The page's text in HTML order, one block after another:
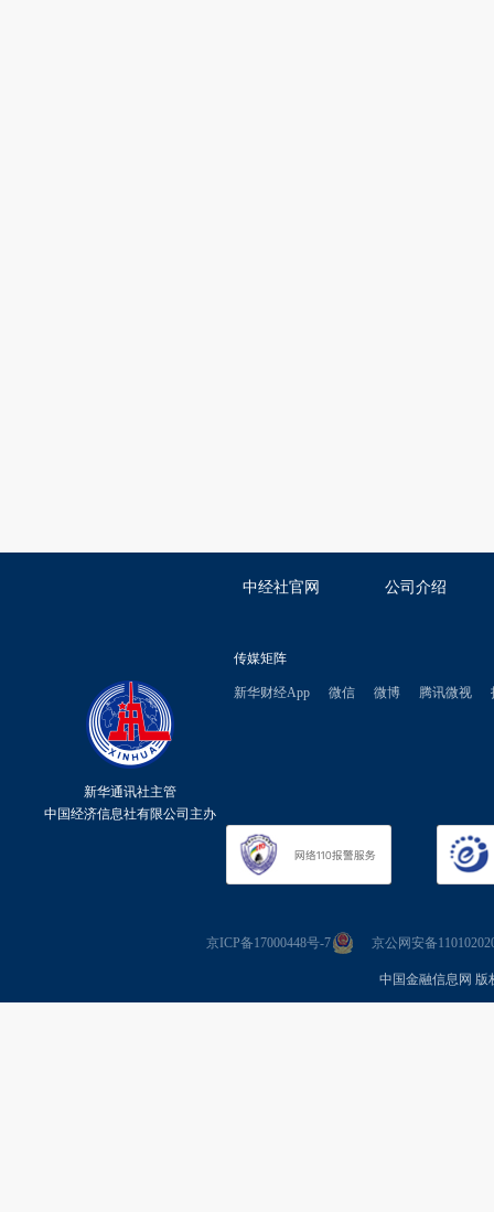
中经社官网 公司介绍
新华通讯社主管
中国经济信息社有限公司主办
传媒矩阵
新华财经App 微信 微博 腾讯微视
京ICP备17000448号-7 京公网安备
中国金融信息网 版